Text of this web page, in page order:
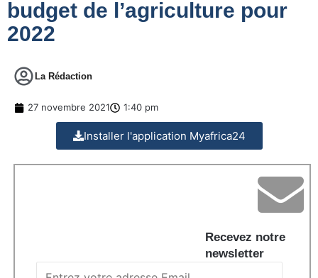
budget de l’agriculture pour
2022
La Rédaction
27 novembre 2021 1:40 pm
Installer l'application Myafrica24
Recevez notre
newsletter